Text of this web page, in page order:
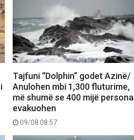
Tajfuni “Dolphin” godet Azinë/
Anulohen mbi 1,300 fluturime,
më shumë se 400 mijë persona
evakuohen
09/08 08:57